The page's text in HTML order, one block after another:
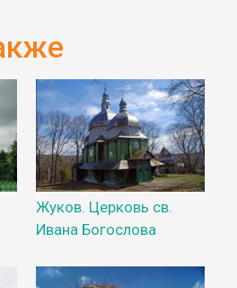
Жуков. Церковь св.
Ивана Богослова